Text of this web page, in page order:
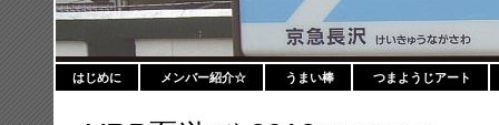
はじめに メンバー紹介☆ うまい棒 つまようじアート